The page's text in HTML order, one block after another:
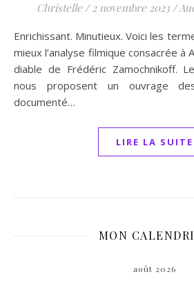
Christelle / 2 novembre 2023 /
Enrichissant. Minutieux. Voici les termes qui caractérisent le
mieux l’analyse filmique consacrée à
diable de Frédéric Zamochnikoff.
nous proposent un ouvrage
documenté…
LIRE LA SUITE
MON
août 2026